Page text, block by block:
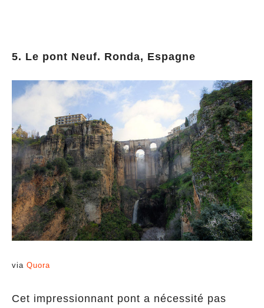
5. Le pont Neuf. Ronda, Espagne
via Quora
Cet impressionnant pont a nécessité pas